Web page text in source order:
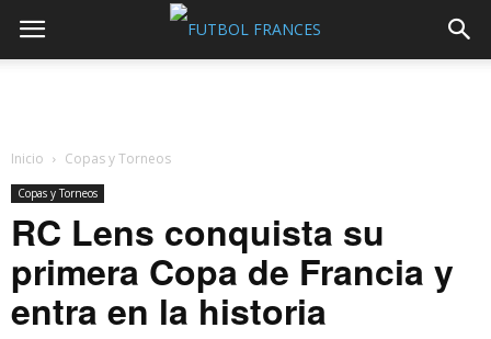
Inicio Copas y Torneos
Copas y Torneos
RC Lens conquista su
primera Copa de Francia y
entra en la historia